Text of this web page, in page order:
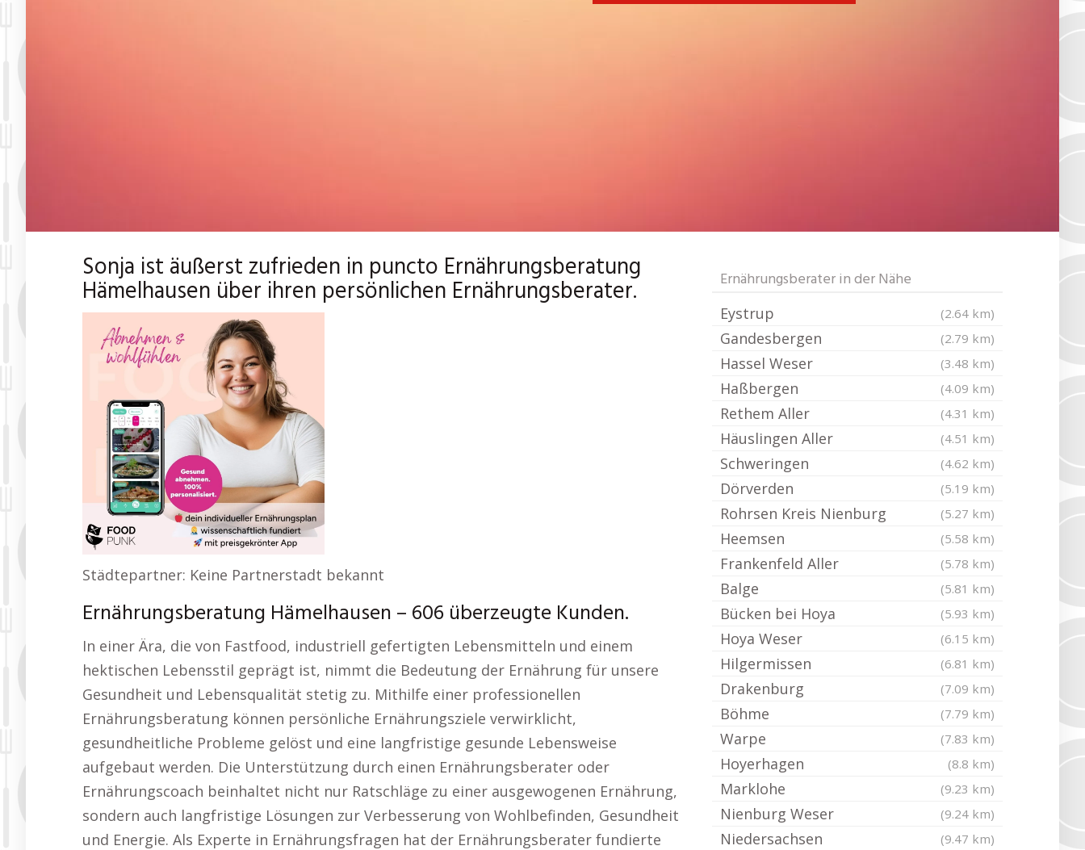
Sonja ist äußerst zufrieden in puncto Ernährungsberatung
Hämelhausen über ihren persönlichen Ernährungsberater.
Städtepartner: Keine Partnerstadt bekannt
Ernährungsberatung Hämelhausen – 606 überzeugte Kunden.
In einer Ära, die von Fastfood, industriell gefertigten Lebensmitteln und einem
hektischen Lebensstil geprägt ist, nimmt die Bedeutung der Ernährung für unsere
Gesundheit und Lebensqualität stetig zu. Mithilfe einer professionellen
Ernährungsberatung können persönliche Ernährungsziele verwirklicht,
gesundheitliche Probleme gelöst und eine langfristige gesunde Lebensweise
aufgebaut werden. Die Unterstützung durch einen Ernährungsberater oder
Ernährungscoach beinhaltet nicht nur Ratschläge zu einer ausgewogenen Ernährung,
sondern auch langfristige Lösungen zur Verbesserung von Wohlbefinden, Gesundheit
und Energie. Als Experte in Ernährungsfragen hat der Ernährungsberater fundierte
Ernährungsberater in der Nähe
Eystrup (2.64 km)
Gandesbergen (2.79 km)
Hassel Weser (3.48 km)
Haßbergen (4.09 km)
Rethem Aller (4.31 km)
Häuslingen Aller (4.51 km)
Schweringen (4.62 km)
Dörverden (5.19 km)
Rohrsen Kreis Nienburg (5.27 km)
Heemsen (5.58 km)
Frankenfeld Aller (5.78 km)
Balge (5.81 km)
Bücken bei Hoya (5.93 km)
Hoya Weser (6.15 km)
Hilgermissen (6.81 km)
Drakenburg (7.09 km)
Böhme (7.79 km)
Warpe (7.83 km)
Hoyerhagen (8.8 km)
Marklohe (9.23 km)
Nienburg Weser (9.24 km)
Niedersachsen (9.47 km)